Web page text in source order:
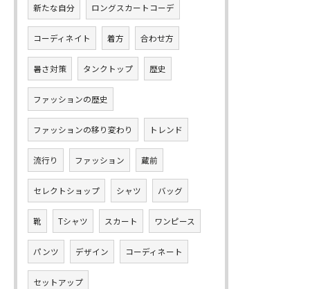
新たな自分 ロングスカートコーデ
コーディネイト 着方 合わせ方
暑さ対策 タンクトップ 歴史
ファッションの歴史
ファッションの移り変わり トレンド
流行り ファッション 蔵前
セレクトショップ シャツ バッグ
靴 Tシャツ スカート ワンピース
パンツ デザイン コーディネート
セットアップ